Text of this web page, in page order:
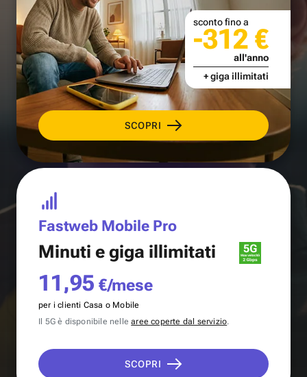
SCOPRI
sconto fino a
-312 €
all'anno
+ giga illimitati
Fastweb Mobile Pro
Minuti e giga illimitati
11,95 €/mese
per i clienti Casa o Mobile
Il 5G è disponibile nellearee coperte dal servizio.
SCOPRI